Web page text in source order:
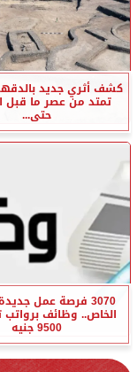
كشف أثري جديد
تمتد من عصر ما قبل
حتى...
3070 فرصة عمل
الخاص.. وظائف
9500 جنيه